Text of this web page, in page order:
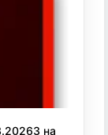
на